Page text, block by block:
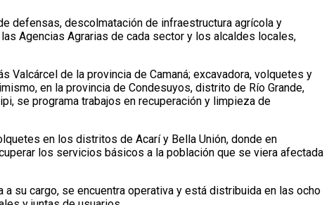
defensas, descolmatación de infraestructura agrícola y
Agencias Agrarias de cada sector y los alcaldes locales,
Valcárcel de la provincia de Camaná; excavadora, volquetes y
en la provincia de Condesuyos, distrito de Río Grande,
se programa trabajos en recuperación y limpieza de
en los distritos de Acarí y Bella Unión, donde en
los servicios básicos a la población que se viera afectada
a su cargo, se encuentra operativa y está distribuida en las ocho